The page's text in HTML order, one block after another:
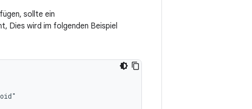
sollte ein
Dies wird im folgenden Beispiel